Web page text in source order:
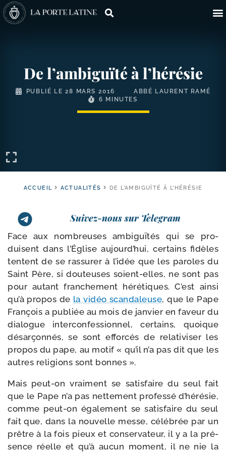
De l’ambiguïté à l’hérésie
PUBLIÉ LE 28 MARS 2016
ABBÉ LAURENT RAMÉ
6 MINUTES
ACCUEIL ACTUALITÉS DE L’AMBIGUÏTÉ À L’HÉRÉSIE
Suivez-nous sur Telegram
Face aux nom­breuses ambi­guï­tés qui se pro­
duisent dans l’Église aujourd’­hui, cer­tains fidèles
tentent de se ras­su­rer à l’i­dée que les paroles du
Saint Père, si dou­teuses soient-​elles, ne sont pas
pour autant fran­che­ment héré­tiques. C’est ain­si
qu’à pro­pos de la vidéo scan­da­leuse, que le Pape
François a publiée au mois de jan­vier en faveur du
dia­logue inter­con­fes­sion­nel, cer­tains, quoique
désar­çon­nés, se sont effor­cés de rela­ti­vi­ser les
pro­pos du pape, au motif « qu’il n’a pas dit que les
autres reli­gions sont bonnes ».
Mais peut-​on vrai­ment se satis­faire du seul fait
que le Pape n’a pas net­te­ment pro­fes­sé d’hé­ré­sie,
comme peut-​on éga­le­ment se satis­faire du seul
fait que, dans la nou­velle messe, célé­brée par un
prêtre à la fois pieux et conser­va­teur, il y a la pré­
sence réelle et qu’à aucun moment, il ne nie la